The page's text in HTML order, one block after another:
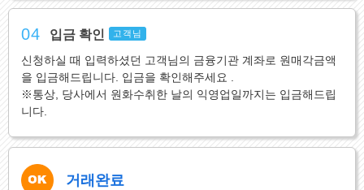
04 입금 확인 고객님
신청하실 때 입력하셨던 고객님의 금융기관 계좌로 원매각금액
을 입금해드립니다. 입금을 확인해주세요 .
※통상, 당사에서 원화수취한 날의 익영업일까지는 입금해드립
니다.
거래완료